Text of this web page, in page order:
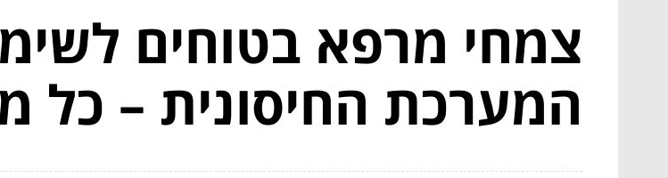
צמחי מרפא בטוחים
המערכת החיסונית – כל